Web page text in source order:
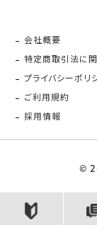
会社概要
特定商取引法に
プライバシーポリ
ご利用規約
採用情報
©